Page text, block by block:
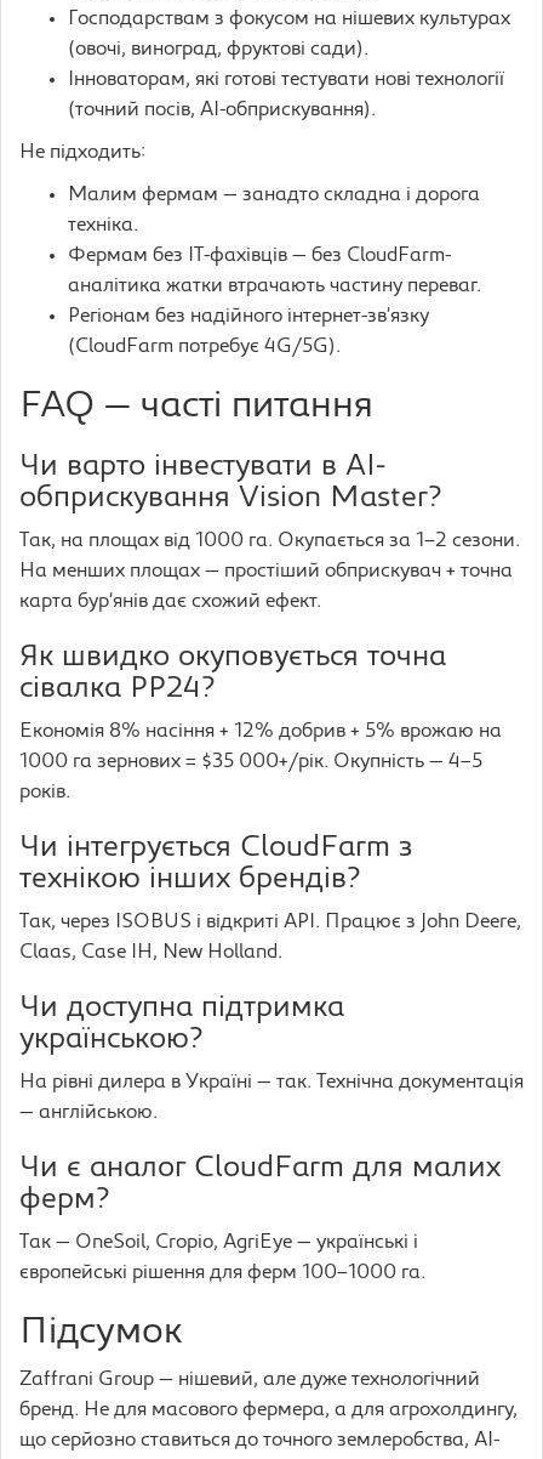
Господарствам з фокусом на нішевих культурах
(овочі, виноград, фруктові сади).
Інноваторам, які готові тестувати нові технології
(точний посів, AI-обприскування).
Не підходить:
Малим фермам — занадто складна і дорога
техніка.
Фермам без IT-фахівців — без CloudFarm-
аналітика жатки втрачають частину переваг.
Регіонам без надійного інтернет-зв’язку
(CloudFarm потребує 4G/5G).
FAQ — часті питання
Чи варто інвестувати в AI-
обприскування Vision Master?
Так, на площах від 1000 га. Окупається за 1–2 сезони.
На менших площах — простіший обприскувач + точна
карта бур’янів дає схожий ефект.
Як швидко окуповується точна
сівалка PP24?
Економія 8% насіння + 12% добрив + 5% врожаю на
1000 га зернових = $35 000+/рік. Окупність — 4–5
років.
Чи інтегрується CloudFarm з
технікою інших брендів?
Так, через ISOBUS і відкриті API. Працює з John Deere,
Claas, Case IH, New Holland.
Чи доступна підтримка
українською?
На рівні дилера в Україні — так. Технічна документація
— англійською.
Чи є аналог CloudFarm для малих
ферм?
Так — OneSoil, Cropio, AgriEye — українські і
європейські рішення для ферм 100–1000 га.
Підсумок
Zaffrani Group — нішевий, але дуже технологічний
бренд. Не для масового фермера, а для агрохолдингу,
що серйозно ставиться до точного землеробства, AI-